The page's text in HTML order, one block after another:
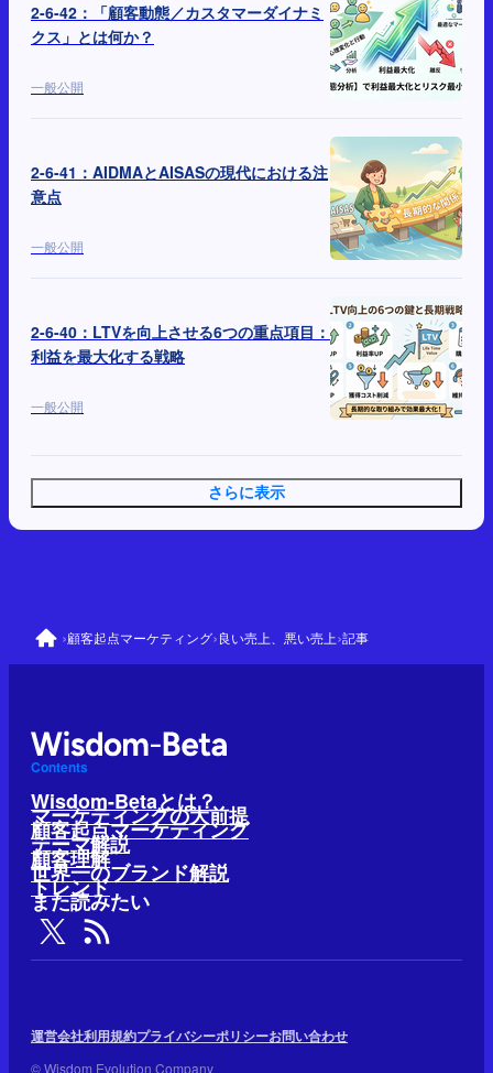
2-6-42：「顧客動態／カスタマーダイナミ
クス」とは何か？
一般公開
2-6-41：AIDMAとAISASの現代における注
意点
一般公開
2-6-40：LTVを向上させる6つの重点項目：
利益を最大化する戦略
一般公開
さらに表示
›顧客起点マーケティング›良い売上、悪い売上›記事
Contents
Wisdom-Betaとは？
マーケティングの大前提
顧客起点マーケティング
テーマ解説
顧客理解
世界一のブランド解説
トレンド
また読みたい
運営会社利用規約プライバシーポリシーお問い合わせ
© Wisdom Evolution Company